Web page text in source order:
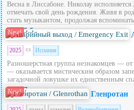
Весна в Лиссабоне. Николау исполняется
отмечать свой день рождения. Живя в
стать музыкантом, продолжая
New! 5.5
2025 Испания
Разношерстная группа незнакомцев —
— оказывается мистическим образом
загадочной ловушке их единственным
New! 7 Гленротан